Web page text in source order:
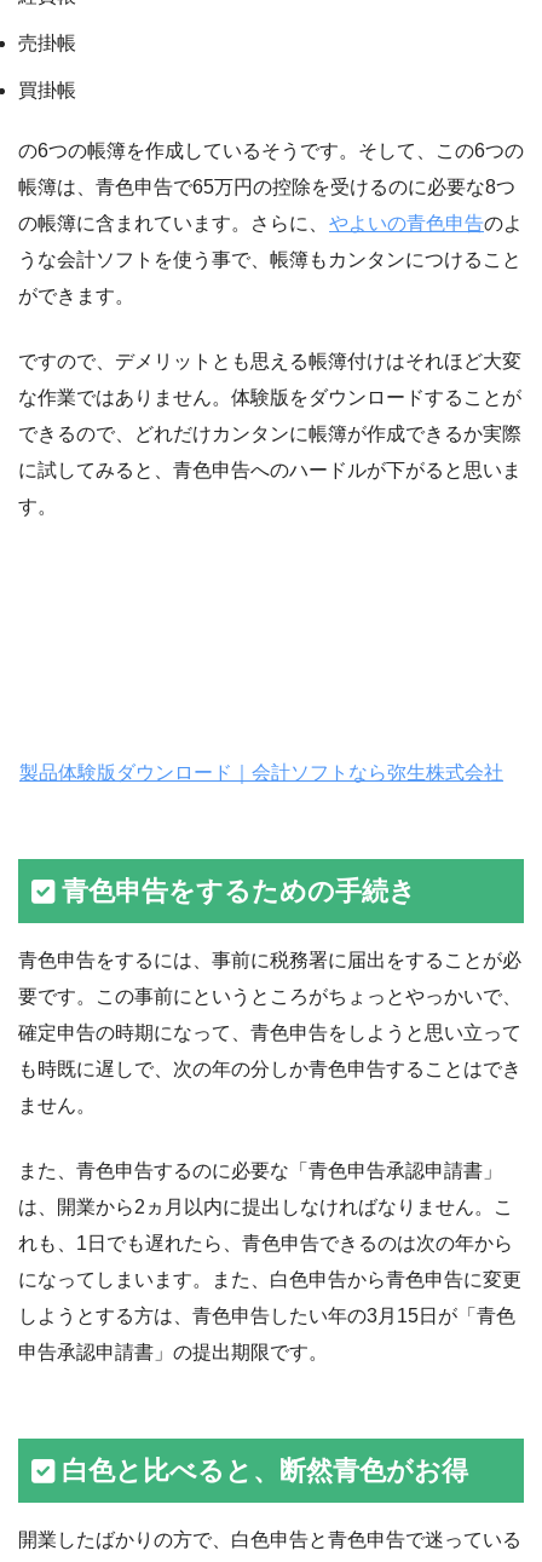
売掛帳
買掛帳
の6つの帳簿を作成しているそうです。そして、この6つの
帳簿は、青色申告で65万円の控除を受けるのに必要な8つ
の帳簿に含まれています。さらに、 やよいの青色申告のよ
うな会計ソフトを使う事で、帳簿もカンタンにつけること
ができます。
ですので、デメリットとも思える帳簿付けはそれほど大変
な作業ではありません。体験版をダウンロードすることが
できるので、どれだけカンタンに帳簿が作成できるか実際
に試してみると、青色申告へのハードルが下がると思いま
す。
製品体験版ダウンロード｜会計ソフトなら弥生株式会社
青色申告をするための手続き
青色申告をするには、事前に税務署に届出をすることが必
要です。この事前にというところがちょっとやっかいで、
確定申告の時期になって、青色申告をしようと思い立って
も時既に遅しで、次の年の分しか青色申告することはでき
ません。
また、青色申告するのに必要な「青色申告承認申請書」
は、開業から2ヵ月以内に提出しなければなりません。こ
れも、1日でも遅れたら、青色申告できるのは次の年から
になってしまいます。また、白色申告から青色申告に変更
しようとする方は、青色申告したい年の3月15日が「青色
申告承認申請書」の提出期限です。
白色と比べると、断然青色がお得
開業したばかりの方で、白色申告と青色申告で迷っている